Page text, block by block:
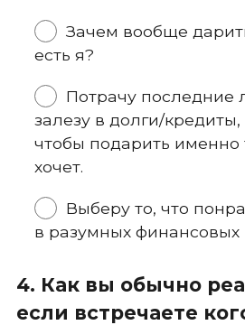
Зачем вообще
есть я?
Потрачу последние
залезу в долги/
чтобы подарить именно
хочет.
Выберу то, что
в разумных финансовых
4. Как вы обычно
если встречаете